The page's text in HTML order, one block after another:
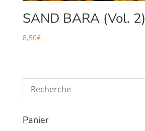
SAND BARA (Vol. 2)
8,50€
Panier